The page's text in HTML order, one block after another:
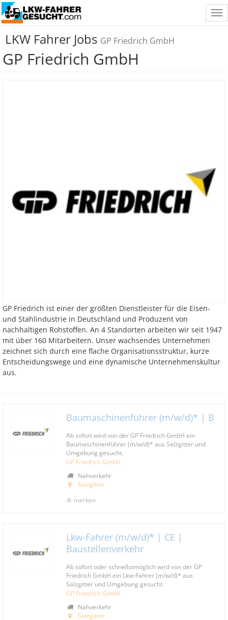
LKW Fahrer Jobs GP Friedrich GmbH
GP Friedrich GmbH
GP Friedrich ist einer der größten Dienstleister für die Eisen-
und Stahlindustrie in Deutschland und Produzent von
nachhaltigen Rohstoffen. An 4 Standorten arbeiten wir seit 1947
mit über 160 Mitarbeitern. Unser wachsendes Unternehmen
zeichnet sich durch eine flache Organisationsstruktur, kurze
Entscheidungswege und eine dynamische Unternehmenskultur
aus.
Baumaschinenführer (m/w/d)* | B
Ab sofort wird von der GP Friedrich GmbH ein
Baumaschinenführer (m/w/d)* aus Salzgitter und
Umgebung gesucht.
GP Friedrich GmbH
Nahverkehr
Salzgitter
merken
Lkw-Fahrer (m/w/d)* | CE |
Baustellenverkehr
Ab sofort oder schnellstmöglich wird von der GP
Friedrich GmbH ein Lkw-Fahrer (m/w/d)* aus
Salzgitter und Umgebung gesucht.
GP Friedrich GmbH
Nahverkehr
Salzgitter